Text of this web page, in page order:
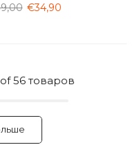
€34,90
of 56 товаров